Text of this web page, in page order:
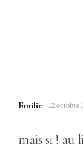
Emilie 12
mais si ! au